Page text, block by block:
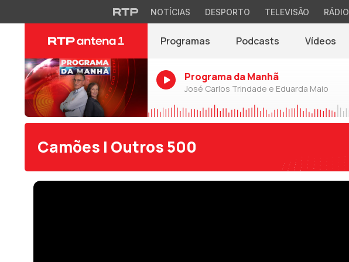
NOTÍCIAS DESPORTO TELEVISÃO RÁDIO
Programas Podcasts Vídeos
Programa da Manhã
José Carlos Trindade e Eduarda Maio
Camões | Outros 500